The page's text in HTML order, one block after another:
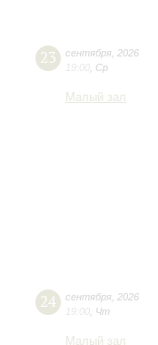
23 сентября 2026
19:00 Ср
Малый зал
24 сентября 2026
19:00 Чт
Малый зал